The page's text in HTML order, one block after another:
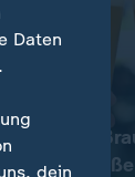
| heute
mehr
Daten
dein